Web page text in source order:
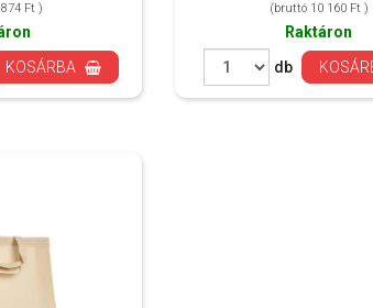
Ft )
KOSÁRBA
(bruttó 10 160 Ft )
Raktáron
db